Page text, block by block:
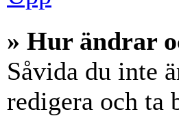
» Hur ändrar
Såvida du inte
redigera och ta